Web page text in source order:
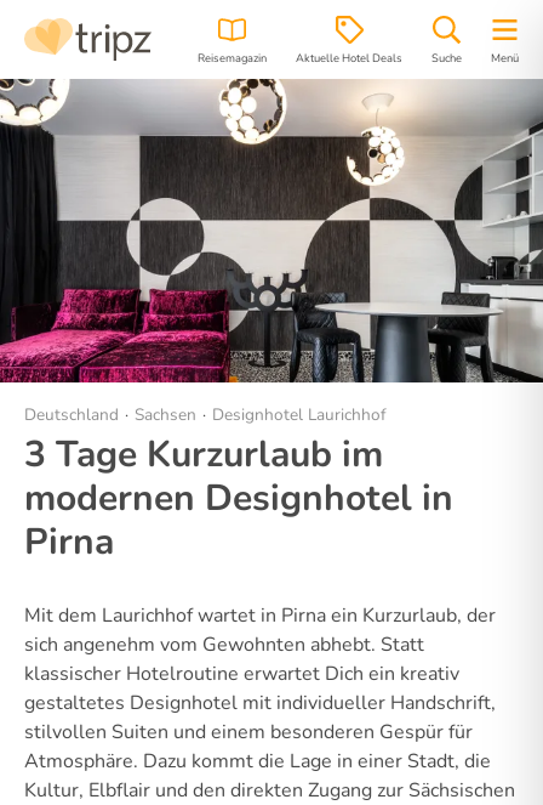
Reisemagazin Aktuelle Hotel Deals Suche Menü
Hotel Bilder Region Lage
Deutschland Sachsen Designhotel Laurichhof
3 Tage Kurzurlaub im
modernen Designhotel in
Pirna
Mit dem Laurichhof wartet in Pirna ein Kurzurlaub, der
sich angenehm vom Gewohnten abhebt. Statt
klassischer Hotelroutine erwartet Dich ein kreativ
gestaltetes Designhotel mit individueller Handschrift,
stilvollen Suiten und einem besonderen Gespür für
Atmosphäre. Dazu kommt die Lage in einer Stadt, die
Kultur, Elbflair und den direkten Zugang zur Sächsischen